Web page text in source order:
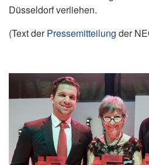
Düsseldorf verliehen.
(Text derPressemitteilung der